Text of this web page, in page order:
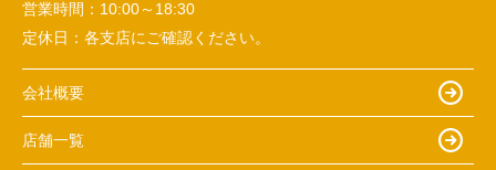
営業時間： 10:00～18:30
定休日： 各支店にご確認ください。
会社概要
店舗一覧